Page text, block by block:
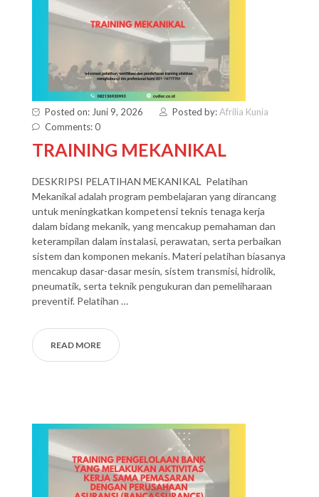
Posted on: Juni 9, 2026 Posted by:Afrilia Kunia
Comments: 0
TRAINING MEKANIKAL
DESKRIPSI PELATIHAN MEKANIKAL Pelatihan
Mekanikal adalah program pembelajaran yang dirancang
untuk meningkatkan kompetensi teknis tenaga kerja
dalam bidang mekanik, yang mencakup pemahaman dan
keterampilan dalam instalasi, perawatan, serta perbaikan
sistem dan komponen mekanis. Materi pelatihan biasanya
mencakup dasar-dasar mesin, sistem transmisi, hidrolik,
pneumatik, serta teknik pengukuran dan pemeliharaan
preventif. Pelatihan …
READ MORE